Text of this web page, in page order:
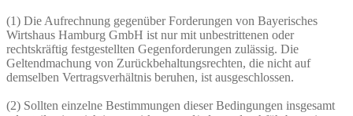
(1) Die Aufrechnung gegenüber Forderungen von Bayerisches
Wirtshaus Hamburg GmbH ist nur mit unbestrittenen oder
rechtskräftig festgestellten Gegenforderungen zulässig. Die
Geltendmachung von Zurückbehaltungsrechten, die nicht auf
demselben Vertragsverhältnis beruhen, ist ausgeschlossen.
(2) Sollten einzelne Bestimmungen dieser Bedingungen insgesamt